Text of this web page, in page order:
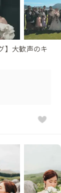
】大歓声のキ